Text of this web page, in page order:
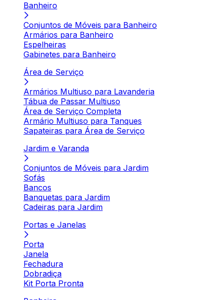
Banheiro
Conjuntos de Móveis para Banheiro
Armários para Banheiro
Espelheiras
Gabinetes para Banheiro
Área de Serviço
Armários Multiuso para Lavanderia
Tábua de Passar Multiuso
Área de Serviço Completa
Armário Multiuso para Tanques
Sapateiras para Área de Serviço
Jardim e Varanda
Conjuntos de Móveis para Jardim
Sofás
Bancos
Banquetas para Jardim
Cadeiras para Jardim
Portas e Janelas
Porta
Janela
Fechadura
Dobradiça
Kit Porta Pronta